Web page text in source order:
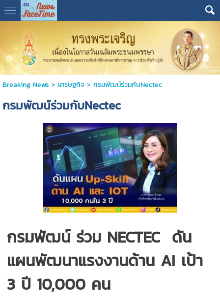
Breaking News > เศรษฐกิจ> กรมพัฒน์ร่วมกับNectec
กรมพัฒน์ร่วมกับNectec
กรมพัฒน์ ร่วม NECTEC ดัน
แผนพัฒนาแรงงานด้าน AI เป้า
3 ปี 10,000 คน